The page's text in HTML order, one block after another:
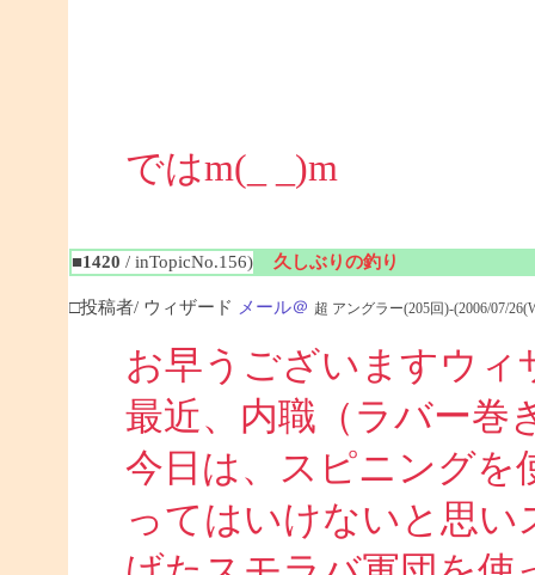
ではm(_ _)m
■1420 / inTopicNo.156) 久しぶりの釣り
□投稿者/ ウィザード メール＠ 超 アングラー(205回)-(2006/07/
お早うございますウィ
最近、内職（ラバー巻
今日は、スピニングを
ってはいけないと思